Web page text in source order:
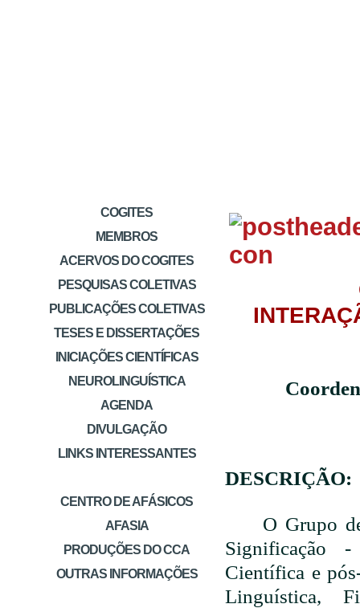
COGITES
MEMBROS
ACERVOS DO COGITES
PESQUISAS COLETIVAS
PUBLICAÇÕES COLETIVAS
TESES E DISSERTAÇÕES
INICIAÇÕES CIENTÍFICAS
NEUROLINGUÍSTICA
AGENDA
DIVULGAÇÃO
LINKS INTERESSANTES
CENTRO DE AFÁSICOS
AFASIA
PRODUÇÕES DO CCA
OUTRAS INFORMAÇÕES
DESCRIÇÃO:
O Grupo
Significação
Científica e
Linguística,